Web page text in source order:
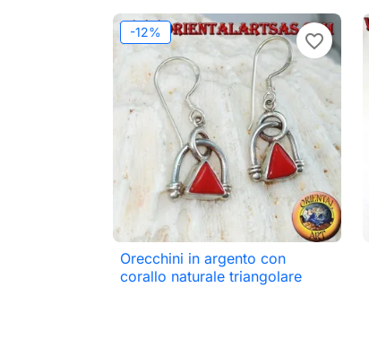
-12% favorite_border
 Anteprima
Orecchini in argento con
corallo naturale triangolare